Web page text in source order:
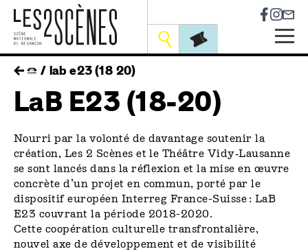
Skip
main
navigation
Outils
fil
d'ariane
lab e23 (18 20)
LaB E23 (18-20)
Nourri par la volonté de davantage soutenir la
création, Les 2 Scènes et le Théâtre Vidy‑Lausanne
se sont lancés dans la réflexion et la mise en œuvre
concrète d’un projet en commun, porté par le
dispositif européen Interreg France-Suisse : LaB
E23 couvrant la période 2018-2020.
Cette coopération culturelle transfrontalière,
nouvel axe de développement et de visibilité